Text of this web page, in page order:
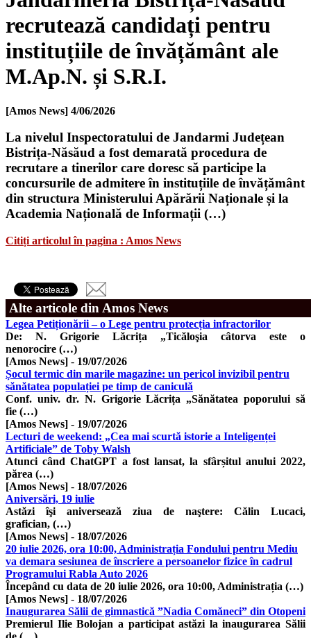
recrutează candidați pentru
instituțiile de învățământ ale
M.Ap.N. și S.R.I.
[Amos News] 4/06/2026
La nivelul Inspectoratului de Jandarmi Județean
Bistrița-Năsăud a fost demarată procedura de
recrutare a tinerilor care doresc să participe la
concursurile de admitere în instituțiile de învățământ
din structura Ministerului Apărării Naționale și la
Academia Națională de Informații (…)
Citiți articolul în pagina : Amos News
Alte articole din Amos News
Legea Petiționării – o Lege pentru protecția infractorilor
De: N. Grigorie Lăcrița „Ticăloşia câtorva este o
nenorocire (…)
[Amos News] - 19/07/2026
Șocul termic din marile magazine: un pericol invizibil pentru
sănătatea populației pe timp de caniculă
Conf. univ. dr. N. Grigorie Lăcrița „Sănătatea poporului să
fie (…)
[Amos News] - 19/07/2026
Lecturi de weekend: „Cea mai scurtă istorie a Inteligenței
Artificiale” de Toby Walsh
Atunci când ChatGPT a fost lansat, la sfârșitul anului 2022,
părea (…)
[Amos News] - 18/07/2026
Aniversări, 19 iulie
Astăzi îşi aniversează ziua de naştere: Călin Lucaci,
grafician, (…)
[Amos News] - 18/07/2026
20 iulie 2026, ora 10:00, Administrația Fondului pentru Mediu
va demara sesiunea de înscriere a persoanelor fizice în cadrul
Programului Rabla Auto 2026
Începând cu data de 20 iulie 2026, ora 10:00, Administrația (…)
[Amos News] - 18/07/2026
Inaugurarea Sălii de gimnastică ”Nadia Comăneci” din Otopeni
Premierul Ilie Bolojan a participat astăzi la inaugurarea Sălii